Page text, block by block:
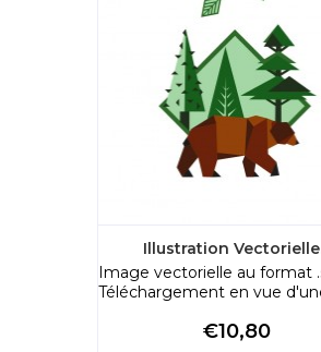
Illustration
Image vectorielle au format
Téléchargement en vue
Preço
€10,80